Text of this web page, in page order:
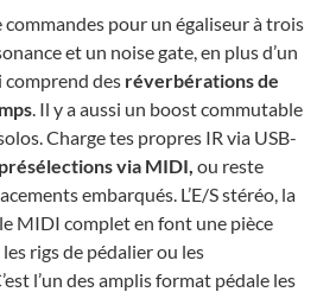
commandes pour un égaliseur à trois
et un noise gate, en plus d’un
des réverbérations de
. Il y a aussi un boost commutable
Charge tes propres IR via USB-
via MIDI, ou reste
embarqués. L’E/S stéréo, la
MIDI complet en font une pièce
rigs de pédalier ou les
l’un des amplis format pédale les